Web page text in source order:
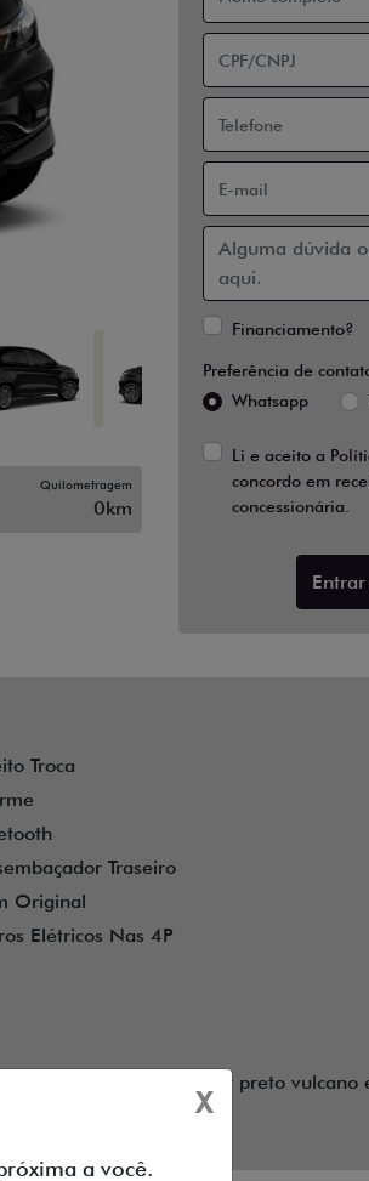
Quilometragem
0km
Financiamento?
Preferência de
Whatsapp
Li e aceito a
concordo em
concessionária.
Troca
Traseiro
Original
Elétricos Nas 4P
. Anunciado na cor preto vulcano
X
a você.